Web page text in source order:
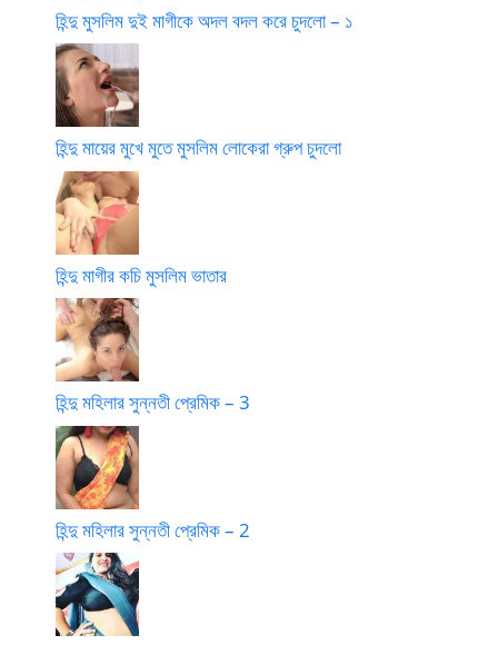
হিন্দু মুসলিম দুই মাগীকে অদল বদল করে চুদলো – ১
হিন্দু মায়ের মুখে মুতে মুসলিম লোকেরা গ্রুপ চুদলো
হিন্দু মাগীর কচি মুসলিম ভাতার
হিন্দু মহিলার সুন্নতী প্রেমিক – 3
হিন্দু মহিলার সুন্নতী প্রেমিক – 2